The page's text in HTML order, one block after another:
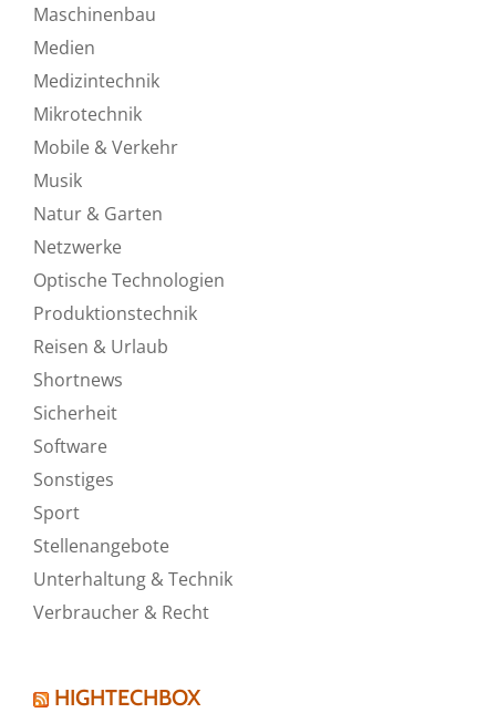
Maschinenbau
Medien
Medizintechnik
Mikrotechnik
Mobile & Verkehr
Musik
Natur & Garten
Netzwerke
Optische Technologien
Produktionstechnik
Reisen & Urlaub
Shortnews
Sicherheit
Software
Sonstiges
Sport
Stellenangebote
Unterhaltung & Technik
Verbraucher & Recht
HIGHTECHBOX